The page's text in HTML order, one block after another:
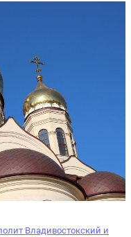
Владивостокский и